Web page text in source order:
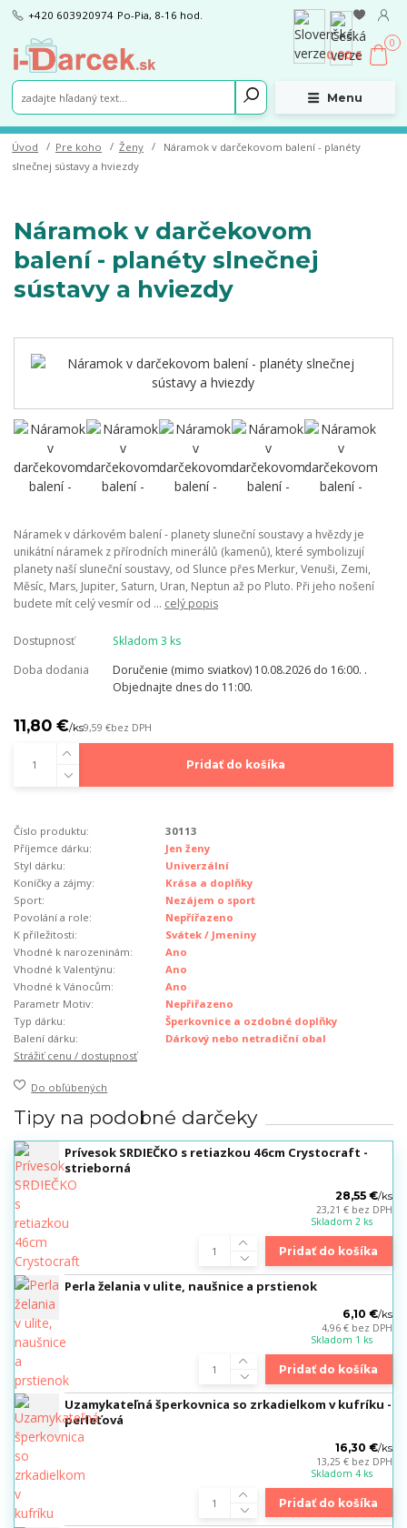
Menu
+420 603920974 Po-Pia, 8-16 hod.
0
0,00 €
Úvod Pre koho Ženy
Náramok v darčekovom balení - planéty
slnečnej sústavy a hviezdy
Náramok v darčekovom
balení - planéty slnečnej
sústavy a hviezdy
Náramek v dárkovém balení - planety sluneční soustavy a hvězdy je
unikátní náramek z přírodních minerálů (kamenů), které symbolizují
planety naší sluneční soustavy, od Slunce přes Merkur, Venuši, Zemi,
Měsíc, Mars, Jupiter, Saturn, Uran, Neptun až po Pluto. Při jeho nošení
budete mít celý vesmír od ... celý popis
Dostupnosť
Skladom 3 ks
Doba dodania
Doručenie (mimo sviatkov) 10.08.2026 do 16:00. .
Objednajte dnes do 11:00.
11,80 €/ks9,59 €bez DPH
Pridať do košíka
Číslo produktu:
30113
Příjemce dárku:
Jen ženy
Styl dárku:
Univerzální
Koníčky a zájmy:
Krása a doplňky
Sport:
Nezájem o sport
Povolání a role:
Nepřířazeno
K příležitosti:
Svátek / Jmeniny
Vhodné k narozeninám:
Ano
Vhodné k Valentýnu:
Ano
Vhodné k Vánocům:
Ano
Parametr Motiv:
Nepřiřazeno
Typ dárku:
Šperkovnice a ozdobné doplňky
Balení dárku:
Dárkový nebo netradiční obal
Strážiť cenu / dostupnosť
Do obľúbených
Tipy na podobné darčeky
Prívesok SRDIEČKO s retiazkou 46cm Crystocraft -
strieborná
28,55 €/ks
23,21 € bez DPH
Skladom 2 ks
Pridať do košíka
Perla želania v ulite, naušnice a prstienok
6,10 €/ks
4,96 € bez DPH
Skladom 1 ks
Pridať do košíka
Uzamykateľná šperkovnica so zrkadielkom v kufríku -
perleťová
16,30 €/ks
13,25 € bez DPH
Skladom 4 ks
Pridať do košíka